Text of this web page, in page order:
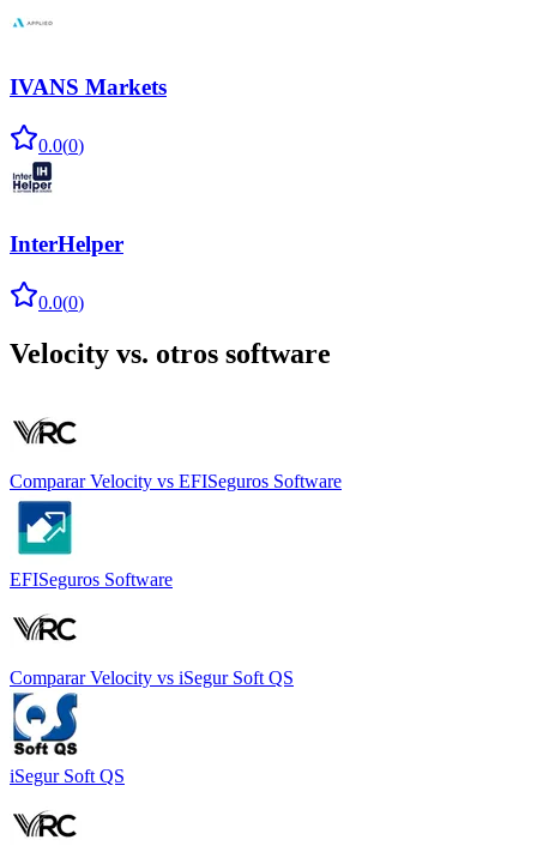
IVANS Markets
0.0(0)
InterHelper
0.0(0)
Velocity vs. otros software
Comparar Velocity vs EFISeguros Software
EFISeguros Software
Comparar Velocity vs iSegur Soft QS
iSegur Soft QS